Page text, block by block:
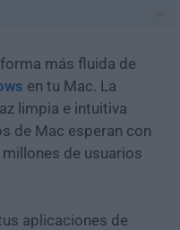
más fluida de
en tu Mac. La
limpia e intuitiva
de Mac esperan con
de usuarios
aplicaciones de